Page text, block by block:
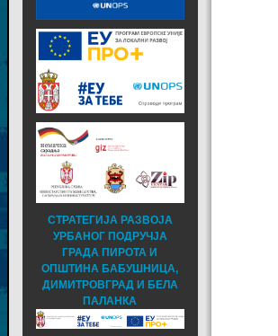
СТРАТЕГИЈА РАЗВОЈА
УРБАНОГ ПОДРУЧЈА
ГРАДА ПИРОТА И
ОПШТИНА БАБУШНИЦА,
ДИМИТРОВГРАД И БЕЛА
ПАЛАНКА